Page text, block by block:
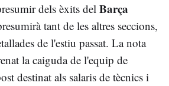
dels èxits del Barça
tant de les altres seccions,
de l'estiu passat. La nota
la caiguda de l'equip de
destinat als salaris de tècnics i